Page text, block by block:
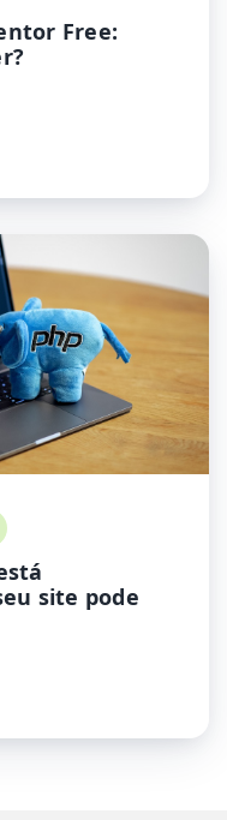
Free:
site pode